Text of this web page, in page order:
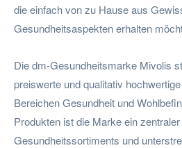
die einfach von zu Hause aus
Gesundheitsaspekten erhalten
Die dm-Gesundheitsmarke Mivolis
preiswerte und qualitativ
Bereichen Gesundheit und
Produkten ist die Marke ein
Gesundheitssortiments und